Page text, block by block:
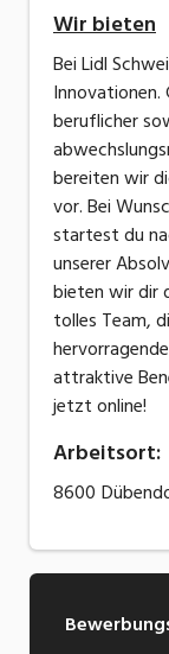
Wir bieten
Bei Lidl
beruflicher
bereiten wir
vor. Bei
startest du
unserer
bieten wir dir
tolles Team,
attraktive
jetzt online!
Arbeitsort:
8600